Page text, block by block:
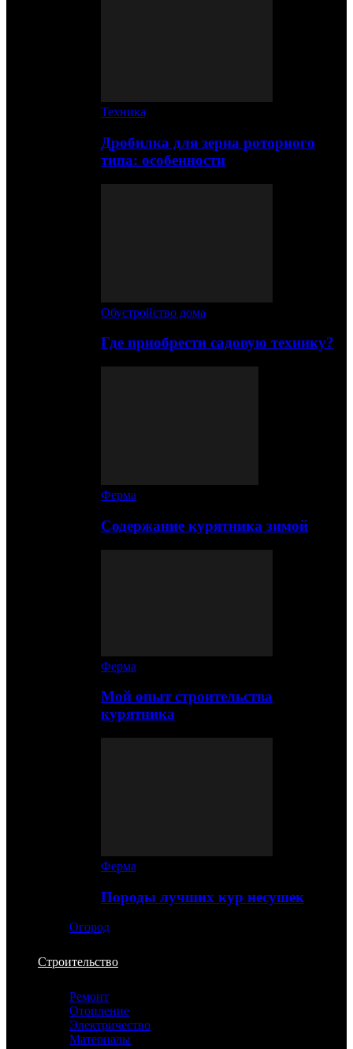
Техника
Дробилка для зерна роторного
типа: особенности
Обустройство дома
Где приобрести садовую технику?
Ферма
Содержание курятника зимой
Ферма
Мой опыт строительства
курятника
Ферма
Породы лучших кур несушек
Огород
Строительство
Ремонт
Отопление
Электричество
Материалы